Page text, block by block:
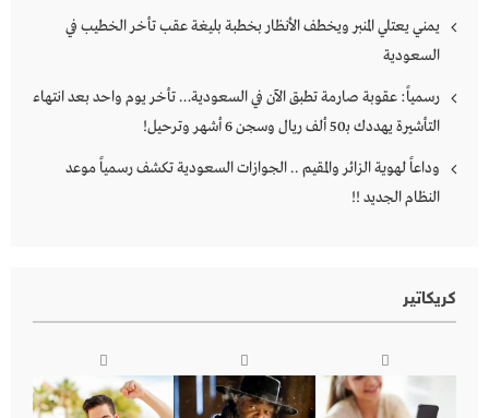
يمني يعتلي المنبر ويخطف الأنظار بخطبة بليغة عقب تأخر الخطيب في
السعودية
رسمياً: عقوبة صارمة تطبق الآن في السعودية… تأخر يوم واحد بعد انتهاء
التأشيرة يهددك بـ50 ألف ريال وسجن 6 أشهر وترحيل!
وداعاً لهوية الزائر والمقيم .. الجوازات السعودية تكشف رسمياً موعد
النظام الجديد !!
كريكاتير